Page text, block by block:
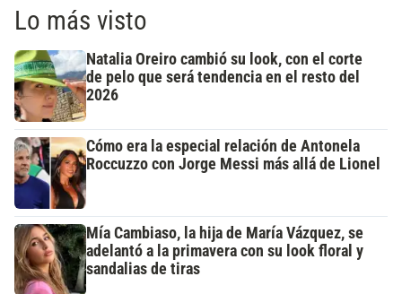
Lo más visto
Natalia Oreiro cambió su look, con el corte
de pelo que será tendencia en el resto del
2026
Cómo era la especial relación de Antonela
Roccuzzo con Jorge Messi más allá de Lionel
Mía Cambiaso, la hija de María Vázquez, se
adelantó a la primavera con su look floral y
sandalias de tiras